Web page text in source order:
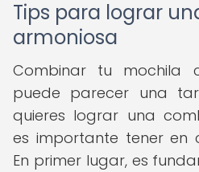
Tips para lograr
armoniosa
Combinar tu mochila
puede parecer una
quieres lograr una
es importante tener en
En primer lugar, es